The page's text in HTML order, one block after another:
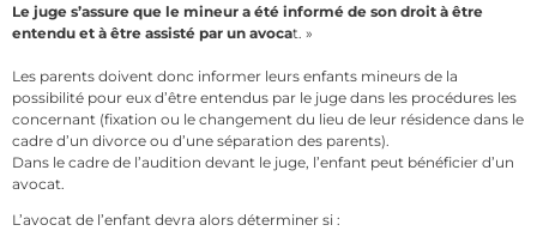
Le juge s’assure que le mineur a été informé de son droit à être
entendu et à être assisté par un avocat. »
Les parents doivent donc informer leurs enfants mineurs de la
possibilité pour eux d’être entendus par le juge dans les procédures les
concernant (fixation ou le changement du lieu de leur résidence dans le
cadre d’un divorce ou d’une séparation des parents).
Dans le cadre de l’audition devant le juge, l’enfant peut bénéficier d’un
avocat.
L’avocat de l’enfant devra alors déterminer si :